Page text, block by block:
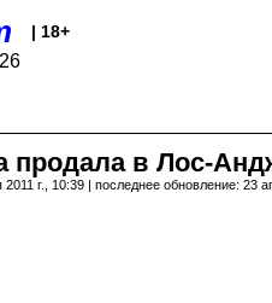
| 18+
продала в Лос-
г., 10:39 | последнее обновление: 23